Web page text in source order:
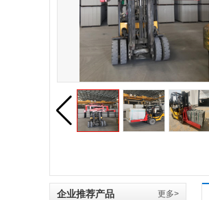
企业推荐产品 更多>